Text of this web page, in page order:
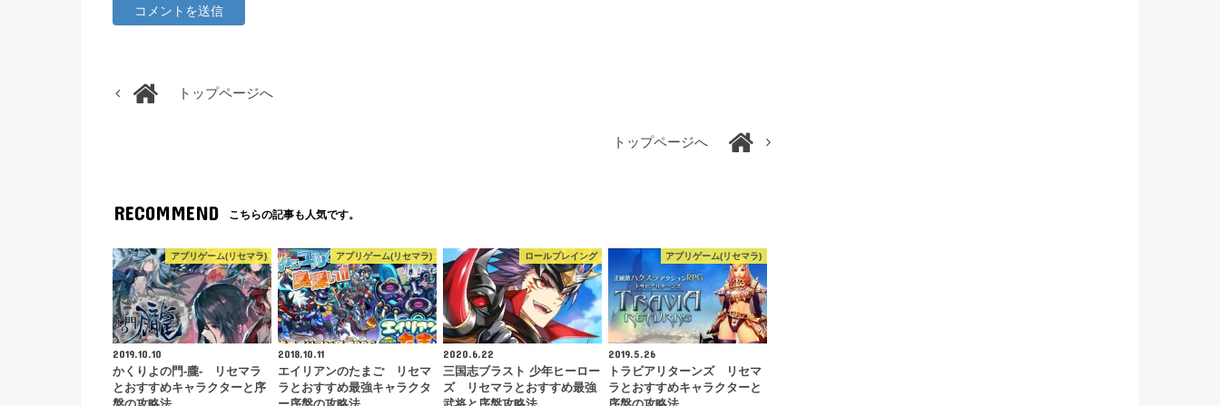
トップページへ
トップページへ
RECOMMEND こちらの記事も人気です。
アプリゲーム(リセマラ)
2019.10.10
かくりよの門-朧- リセマラ
とおすすめキャラクターと序
アプリゲーム(リセマラ)
2018.10.11
エイリアンのたまご リセマ
ラとおすすめ最強キャラクタ
ロールプレイング
2020.6.22
三国志ブラスト 少年ヒーロー
ズ リセマラとおすすめ最強
アプリゲーム(リセマラ)
2019.5.26
トラビアリターンズ リセマ
ラとおすすめキャラクターと